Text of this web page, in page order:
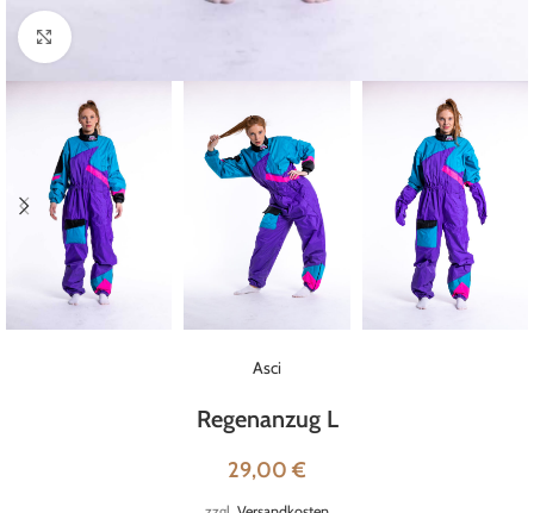
Klick zum Vergrößern
Asci
Regenanzug L
29,00 €